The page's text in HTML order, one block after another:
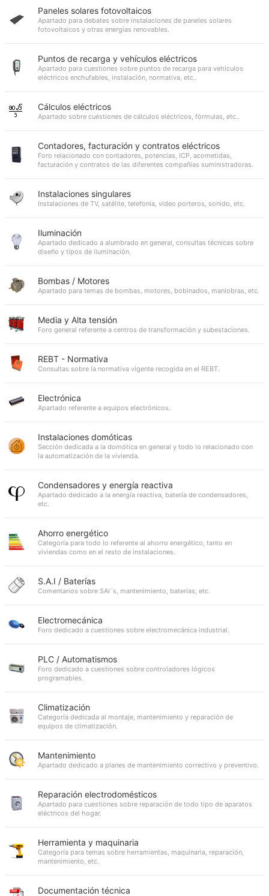
Paneles solares fotovoltaicos
Apartado para debates sobre instalaciones de paneles solares
fotovoltaicos y otras energías renovables.
Puntos de recarga y vehículos eléctricos
Apartado para cuestiones sobre puntos de recarga para vehículos
eléctricos enchufables, instalación, normativa, etc..
Cálculos eléctricos
Apartado sobre cuéstiones de cálculos eléctricos, fórmulas, etc..
Contadores, facturación y contratos eléctricos
Foro relacionado con contadores, potencias, ICP, acometidas,
facturación y contratos de las diferentes compañías suministradoras.
Instalaciones singulares
Instalaciones de TV, satélite, telefonía, video porteros, sonido, etc.
Iluminación
Apartado dedicado a alumbrado en general, consultas técnicas sobre
diseño y tipos de iluminación.
Bombas / Motores
Apartado para temas de bombas, motores, bobinados, maniobras, etc.
Media y Alta tensión
Foro general referente a centros de transformación y subestaciones.
REBT - Normativa
Consultas sobre la normativa vigente recogida en el REBT.
Electrónica
Apartado referente a equipos electrónicos.
Instalaciones domóticas
Sección dedicada a la domótica en general y todo lo relacionado con
la automatización de la vivienda.
Condensadores y energía reactiva
Apartado dedicado a la energía reactiva, batería de condensadores,
etc.
Ahorro energético
Categoría para todo lo referente al ahorro energético, tanto en
viviendas como en el resto de instalaciones.
S.A.I / Baterías
Comentarios sobre SAI´s, mantenimiento, baterías, etc.
Electromecánica
Foro dedicado a cuestiones sobre electromecánica industrial.
PLC / Automatismos
Foro dedicado a cuestiones sobre controladores lógicos
programables.
Climatización
Categoría dedicada al montaje, mantenimiento y reparación de
equipos de climatización.
Mantenimiento
Apartado dedicado a planes de mantenimiento correctivo y preventivo.
Reparación electrodomésticos
Apartado para cuestiones sobre reparación de todo tipo de aparatos
eléctricos del hogar.
Herramienta y maquinaria
Categoría para temas sobre herramientas, maquinaria, reparación,
mantenimiento, etc.
Documentación técnica